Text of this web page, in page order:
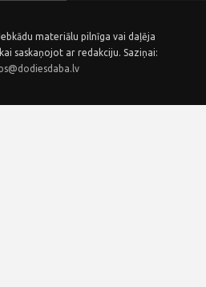
materiālu pilnīga vai daļēja
saskaņojot ar redakciju. Saziņai: